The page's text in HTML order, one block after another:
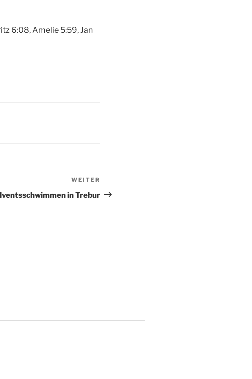
6:08, Amelie 5:59, Jan
Beitrag
WEITER
in Trebur